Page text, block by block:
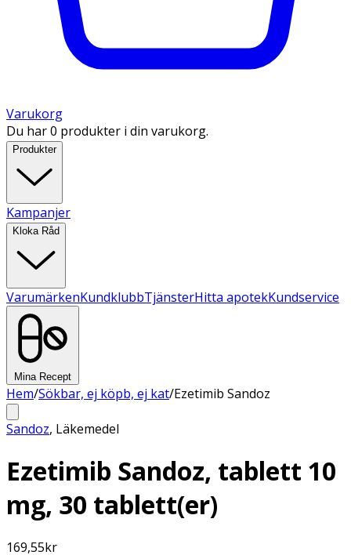
Varukorg
Du har 0 produkter i din varukorg.
Produkter
Kampanjer
Kloka Råd
VarumärkenKundklubbTjänsterHitta apotekKundservice
Mina Recept
Hem/Sökbar, ej köpb, ej kat/Ezetimib Sandoz
Sandoz, Läkemedel
Ezetimib Sandoz, tablett 10
mg, 30 tablett(er)
169,55kr